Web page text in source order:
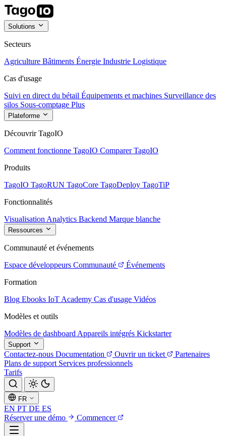
Solutions
Secteurs
Agriculture Bâtiments Énergie Industrie Logistique
Cas d'usage
Suivi en direct du bétail Équipements et machines Surveillance des
silos Sous-comptage Plus
Plateforme
Découvrir TagoIO
Comment fonctionne TagoIO Comparer TagoIO
Produits
TagoIO TagoRUN TagoCore TagoDeploy TagoTiP
Fonctionnalités
Visualisation Analytics Backend Marque blanche
Ressources
Communauté et événements
Espace développeurs Communauté
Événements
Formation
Blog Ebooks IoT Academy Cas d'usage Vidéos
Modèles et outils
Modèles de dashboard Appareils intégrés Kickstarter
Support
Contactez-nous Documentation Ouvrir un ticket
Partenaires
Plans de support Services professionnels
Tarifs
FR
EN PT DE ES
Réserver une démo
Commencer